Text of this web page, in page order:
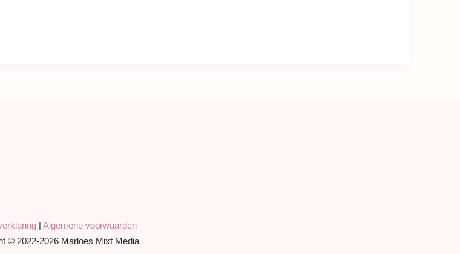
| Algemene voorwaarden
© 2022-2026 Marloes Mixt Media